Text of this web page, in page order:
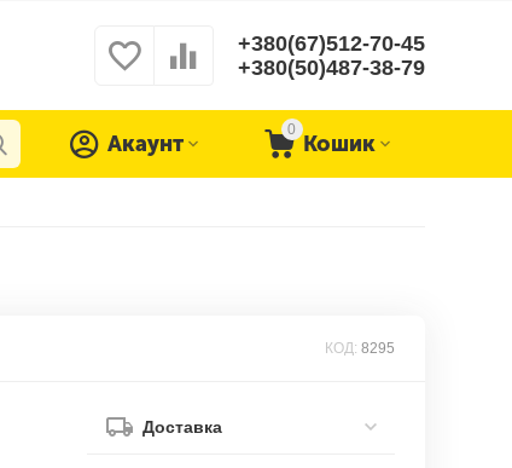
+380(67)512-70-45
+380(50)487-38-79
0
Кошик
Акаунт
КОД: 8295
Доставка